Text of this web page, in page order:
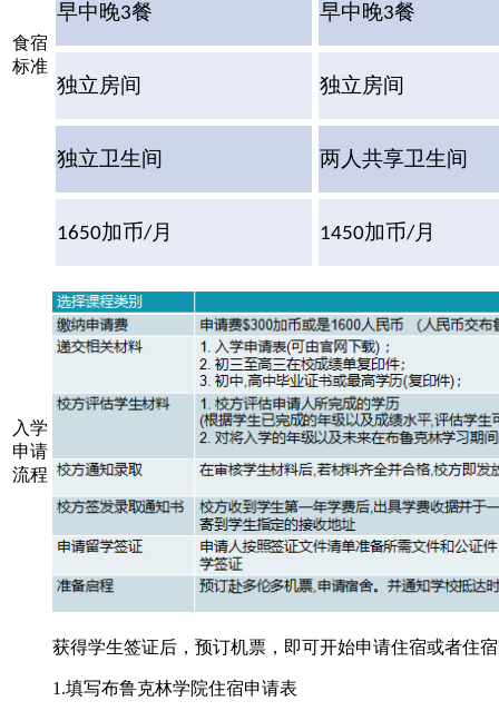
食宿
标准
早中晚3餐 早中晚3餐
独立房间 独立房间
独立卫生间 两人共享卫生间
1650加币/月 1450加币/月
入学
申请
流程
获得学生签证后，预订机票，即可开始申请住宿或者住
1.填写布鲁克林学院住宿申请表